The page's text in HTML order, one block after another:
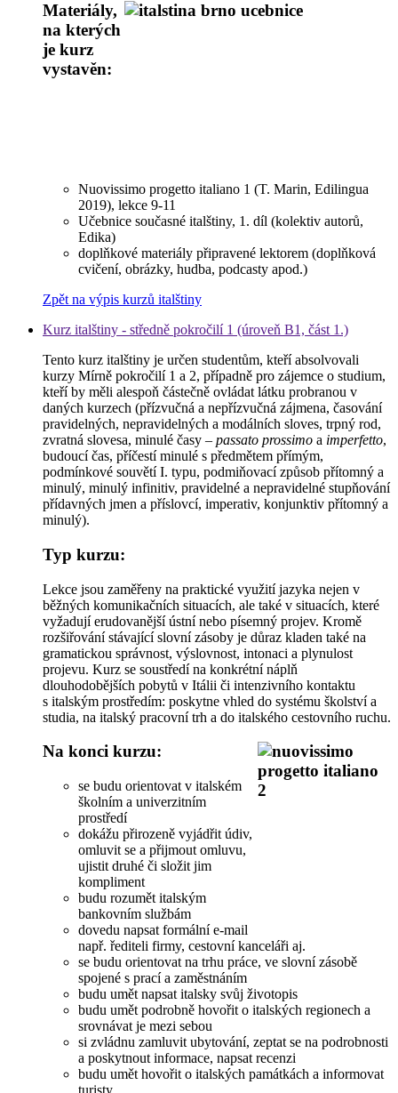
Materiály,
na kterých
je kurz
vystavěn:
Nuovissimo progetto italiano 1 (T. Marin, Edilingua
2019), lekce 9-11
Učebnice současné italštiny, 1. díl (kolektiv autorů,
Edika)
doplňkové materiály připravené lektorem (doplňková
cvičení, obrázky, hudba, podcasty apod.)
Zpět na výpis kurzů italštiny
Kurz italštiny - středně pokročilí 1 (úroveň B1, část 1.)
Tento kurz italštiny je určen studentům, kteří absolvovali
kurzy Mírně pokročilí 1 a 2, případně pro zájemce o studium,
kteří by měli alespoň částečně ovládat látku probranou v
daných kurzech (přízvučná a nepřízvučná zájmena, časování
pravidelných, nepravidelných a modálních sloves, trpný rod,
zvratná slovesa, minulé časy – passato prossimo a imperfetto,
budoucí čas, příčestí minulé s předmětem přímým,
podmínkové souvětí I. typu, podmiňovací způsob přítomný a
minulý, minulý infinitiv, pravidelné a nepravidelné stupňování
přídavných jmen a příslovcí, imperativ, konjunktiv přítomný a
minulý).
Typ kurzu:
Lekce jsou zaměřeny na praktické využití jazyka nejen v
běžných komunikačních situacích, ale také v situacích, které
vyžadují erudovanější ústní nebo písemný projev. Kromě
rozšiřování stávající slovní zásoby je důraz kladen také na
gramatickou správnost, výslovnost, intonaci a plynulost
projevu. Kurz se soustředí na konkrétní náplň
dlouhodobějších pobytů v Itálii či intenzivního kontaktu
s italským prostředím: poskytne vhled do systému školství a
studia, na italský pracovní trh a do italského cestovního ruchu.
Na konci kurzu:
se budu orientovat v italském
školním a univerzitním
prostředí
dokážu přirozeně vyjádřit údiv,
omluvit se a přijmout omluvu,
ujistit druhé či složit jim
kompliment
budu rozumět italským
bankovním službám
dovedu napsat formální e-mail
např. řediteli firmy, cestovní kanceláři aj.
se budu orientovat na trhu práce, ve slovní zásobě
spojené s prací a zaměstnáním
budu umět napsat italsky svůj životopis
budu umět podrobně hovořit o italských regionech a
srovnávat je mezi sebou
si zvládnu zamluvit ubytování, zeptat se na podrobnosti
a poskytnout informace, napsat recenzi
budu umět hovořit o italských památkách a informovat
turisty